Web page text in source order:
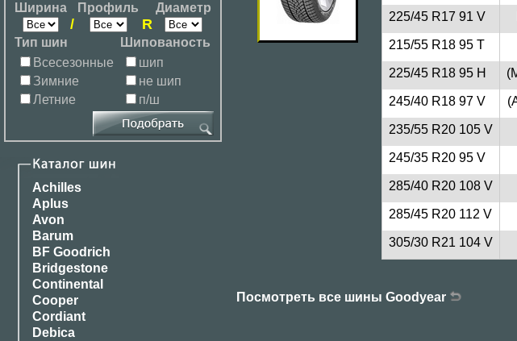
Ширина Профиль Диаметр
/ R
Тип шин
Шипованость
Всесезонные
Зимние
Летние
шип
не шип
п/ш
Achilles
Aplus
Avon
Barum
BF Goodrich
Bridgestone
Continental
Cooper
Cordiant
Debica
225/45 R17 91 V
215/55 R18 95 T
225/45 R18 95 H
245/40 R18 97 V
235/55 R20 105 V
245/35 R20 95 V
285/40 R20 108 V
285/45 R20 112 V
305/30 R21 104 V
Посмотреть все шины Goodyear